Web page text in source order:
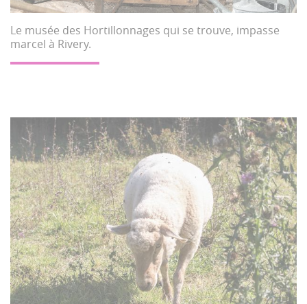
Le musée des Hortillonnages qui se trouve, impasse
marcel à Rivery.